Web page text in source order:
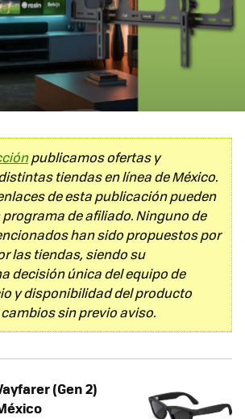
publicamos ofertas y
tiendas en línea de México.
de esta publicación pueden
de afiliado. Ninguno de
han sido propuestos por
las tiendas, siendo su
decisión única del equipo de
y disponibilidad del producto
sin previo aviso.
(Gen 2)